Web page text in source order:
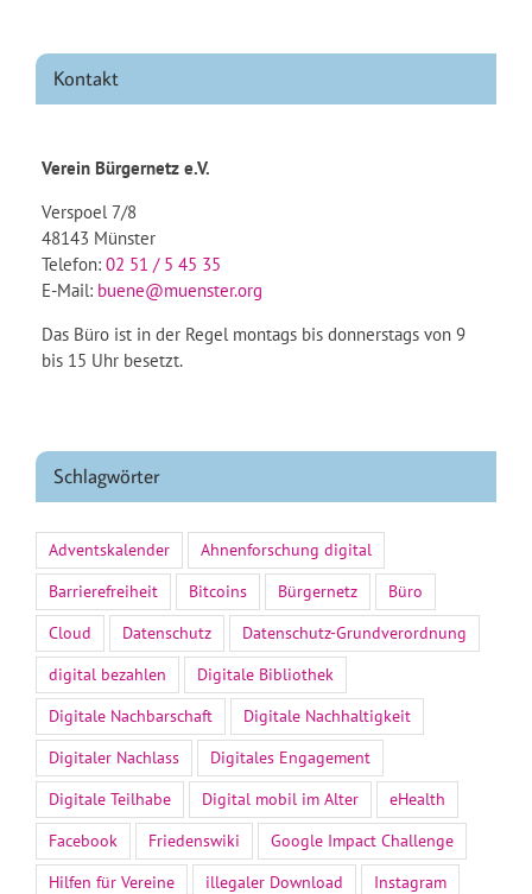
Kontakt
Verein Bürgernetz e.V.
Verspoel 7/8
48143 Münster
Telefon: 02 51 / 5 45 35
E-Mail: buene@muenster.org
Das Büro ist in der Regel montags bis donnerstags von 9
bis 15 Uhr besetzt.
Schlagwörter
Adventskalender
Ahnenforschung digital
Barrierefreiheit
Bitcoins Bürgernetz
Büro
Cloud
Datenschutz
Datenschutz-Grundverordnung
digital bezahlen
Digitale Bibliothek
Digitale Nachbarschaft
Digitale Nachhaltigkeit
Digitaler Nachlass
Digitales Engagement
Digitale Teilhabe
Digital mobil im Alter
eHealth
Facebook
Friedenswiki
Google Impact Challenge
Hilfen für Vereine
illegaler Download
Instagram